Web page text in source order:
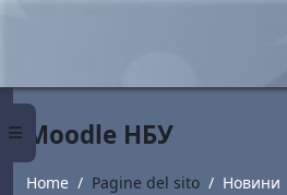
Pannello laterale
Moodle НБУ
Home Pagine del sito Новини